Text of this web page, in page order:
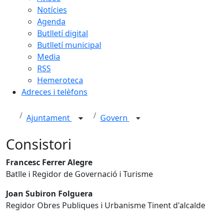
Notícies
Agenda
Butlletí digital
Butlletí municipal
Media
RSS
Hemeroteca
Adreces i telèfons
Ajuntament Govern
Consistori
Francesc Ferrer Alegre
Batlle i Regidor de Governació i Turisme
Joan Subiron Folguera
Regidor Obres Publiques i Urbanisme Tinent d'alcalde